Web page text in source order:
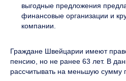
выгодные предложения
финансовые организации и
компании.
Граждане Швейцарии имеют
пенсию, но не ранее 63 лет. В
рассчитывать на меньшую сумму